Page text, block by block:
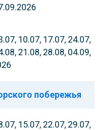
10.07, 17.07, 24.07,
21.08, 28.08, 04.09,
побережья
15.07, 22.07, 29.07,